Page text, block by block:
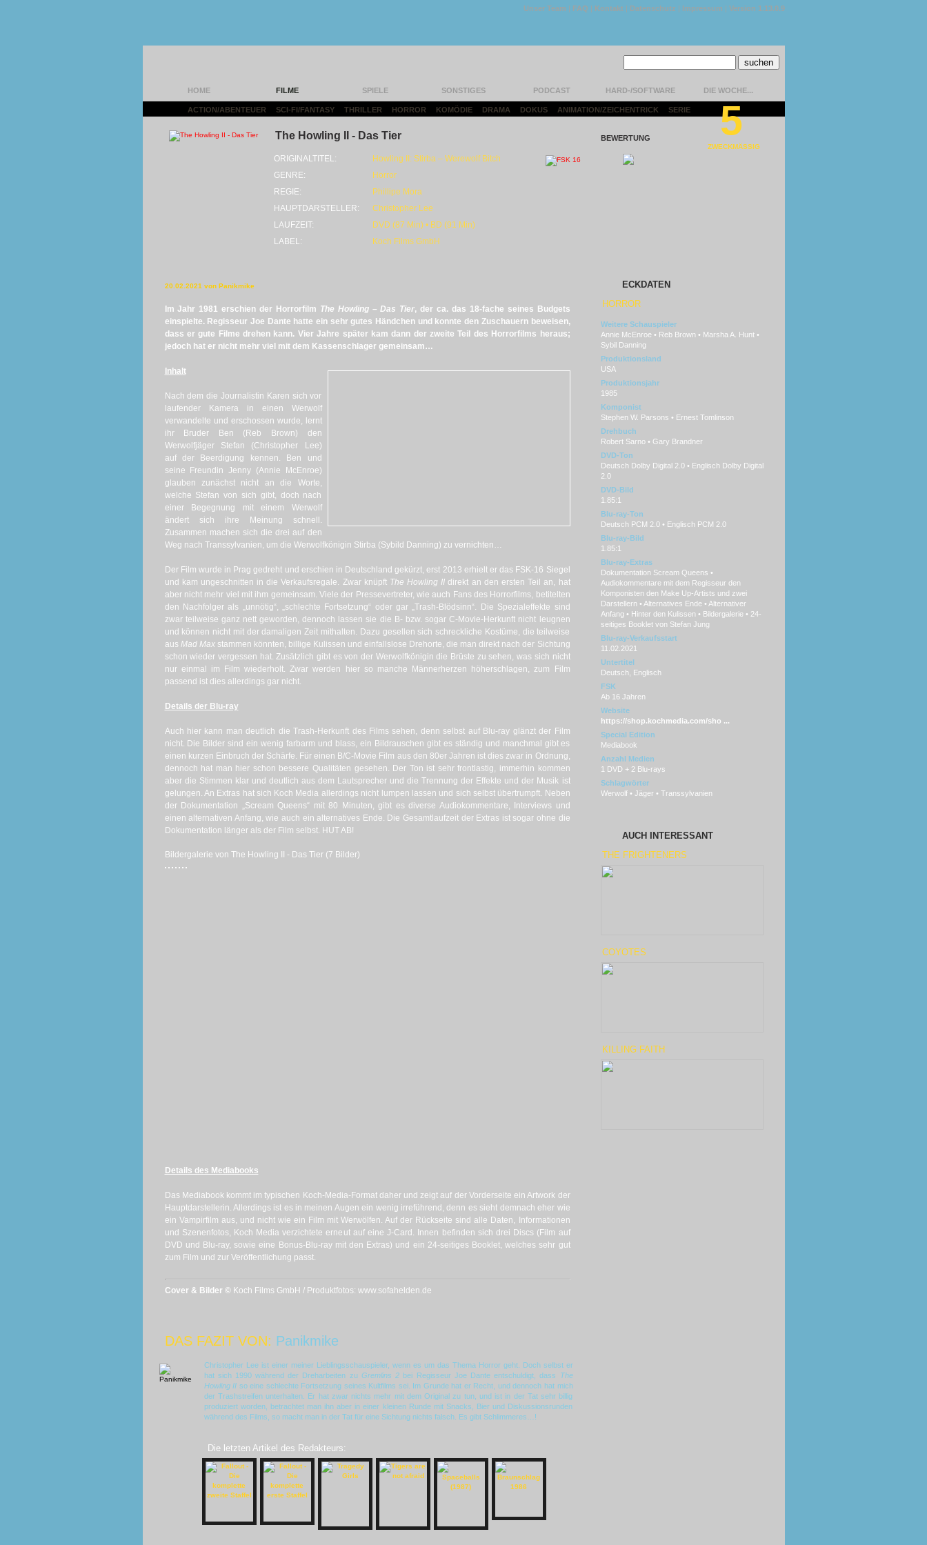
Unser Team | FAQ | Kontakt | Datenschutz | Impressum | Version 1.13.0.9
HOME FILME SPIELE SONSTIGES PODCAST HARD-/SOFTWARE DIE WOCHE...
ACTION/ABENTEUER SCI-FI/FANTASY THRILLER HORROR KOMÖDIE DRAMA DOKUS ANIMATION/ZEICHENTRICK SERIE
The Howling II - Das Tier
ORIGINALTITEL:
Howling II: Stirba – Werewolf Bitch
GENRE:
Horror
REGIE:
Phillipe Mora
HAUPTDARSTELLER:
Christopher Lee
LAUFZEIT:
DVD (87 Min) • BD (91 Min)
LABEL:
Koch Films GmbH
BEWERTUNG 5
ZWECKMÄSSIG
20.02.2021 von Panikmike
Im Jahr 1981 erschien der Horrorfilm The Howling – Das Tier, der ca. das 18-fache seines Budgets
einspielte. Regisseur Joe Dante hatte ein sehr gutes Händchen und konnte den Zuschauern beweisen,
dass er gute Filme drehen kann. Vier Jahre später kam dann der zweite Teil des Horrorfilms heraus;
jedoch hat er nicht mehr viel mit dem Kassenschlager gemeinsam…
Inhalt
Nach dem die Journalistin Karen sich vor
laufender Kamera in einen Werwolf
verwandelte und erschossen wurde, lernt
ihr Bruder Ben (Reb Brown) den
Werwolfjäger Stefan (Christopher Lee)
auf der Beerdigung kennen. Ben und
seine Freundin Jenny (Annie McEnroe)
glauben zunächst nicht an die Worte,
welche Stefan von sich gibt, doch nach
einer Begegnung mit einem Werwolf
ändert sich ihre Meinung schnell.
Zusammen machen sich die drei auf den
Weg nach Transsylvanien, um die Werwolfkönigin Stirba (Sybild Danning) zu vernichten…
Der Film wurde in Prag gedreht und erschien in Deutschland gekürzt, erst 2013 erhielt er das FSK-16 Siegel
und kam ungeschnitten in die Verkaufsregale. Zwar knüpft The Howling II direkt an den ersten Teil an, hat
aber nicht mehr viel mit ihm gemeinsam. Viele der Pressevertreter, wie auch Fans des Horrorfilms, betitelten
den Nachfolger als „unnötig“, „schlechte Fortsetzung“ oder gar „Trash-Blödsinn“. Die Spezialeffekte sind
zwar teilweise ganz nett geworden, dennoch lassen sie die B- bzw. sogar C-Movie-Herkunft nicht leugnen
und können nicht mit der damaligen Zeit mithalten. Dazu gesellen sich schreckliche Kostüme, die teilweise
aus Mad Maxstammen könnten, billige Kulissen und einfallslose Drehorte, die man direkt nach der Sichtung
schon wieder vergessen hat. Zusätzlich gibt es von der Werwolfkönigin die Brüste zu sehen, was sich nicht
nur einmal im Film wiederholt. Zwar werden hier so manche Männerherzen höherschlagen, zum Film
passend ist dies allerdings gar nicht.
Details der Blu-ray
Auch hier kann man deutlich die Trash-Herkunft des Films sehen, denn selbst auf Blu-ray glänzt der Film
nicht. Die Bilder sind ein wenig farbarm und blass, ein Bildrauschen gibt es ständig und manchmal gibt es
einen kurzen Einbruch der Schärfe. Für einen B/C-Movie Film aus den 80er Jahren ist dies zwar in Ordnung,
dennoch hat man hier schon bessere Qualitäten gesehen. Der Ton ist sehr frontlastig, immerhin kommen
aber die Stimmen klar und deutlich aus dem Lautsprecher und die Trennung der Effekte und der Musik ist
gelungen. An Extras hat sich Koch Media allerdings nicht lumpen lassen und sich selbst übertrumpft. Neben
der Dokumentation „Scream Queens“ mit 80 Minuten, gibt es diverse Audiokommentare, Interviews und
einen alternativen Anfang, wie auch ein alternatives Ende. Die Gesamtlaufzeit der Extras ist sogar ohne die
Dokumentation länger als der Film selbst. HUT AB!
Bildergalerie von The Howling II - Das Tier (7 Bilder)
Details des Mediabooks
Das Mediabook kommt im typischen Koch-Media-Format daher und zeigt auf der Vorderseite ein Artwork der
Hauptdarstellerin. Allerdings ist es in meinen Augen ein wenig irreführend, denn es sieht demnach eher wie
ein Vampirfilm aus, und nicht wie ein Film mit Werwölfen. Auf der Rückseite sind alle Daten, Informationen
und Szenenfotos, Koch Media verzichtete erneut auf eine J-Card. Innen befinden sich drei Discs (Film auf
DVD und Blu-ray, sowie eine Bonus-Blu-ray mit den Extras) und ein 24-seitiges Booklet, welches sehr gut
zum Film und zur Veröffentlichung passt.
Cover & Bilder © Koch Films GmbH / Produktfotos: www.sofahelden.de
DAS FAZIT VON: Panikmike
Christopher Lee ist einer meiner Lieblingsschauspieler, wenn es um das Thema Horror geht. Doch selbst er
hat sich 1990 während der Dreharbeiten zu Gremlins 2 bei Regisseur Joe Dante entschuldigt, dass
The
Howling II so eine schlechte Fortsetzung seines Kultfilms sei. Im Grunde hat er Recht, und dennoch hat mich
der Trashstreifen unterhalten. Er hat zwar nichts mehr mit dem Original zu tun, und ist in der Tat sehr billig
produziert worden, betrachtet man ihn aber in einer kleinen Runde mit Snacks, Bier und Diskussionsrunden
während des Films, so macht man in der Tat für eine Sichtung nichts falsch. Es gibt Schlimmeres…!
Die letzten Artikel des Redakteurs:
ECKDATEN
HORROR
Weitere Schauspieler
Annie McEnroe • Reb Brown • Marsha A. Hunt •
Sybil Danning
Produktionsland
USA
Produktionsjahr
1985
Komponist
Stephen W. Parsons • Ernest Tomlinson
Drehbuch
Robert Sarno • Gary Brandner
DVD-Ton
Deutsch Dolby Digital 2.0 • Englisch Dolby Digital
2.0
DVD-Bild
1.85:1
Blu-ray-Ton
Deutsch PCM 2.0 • Englisch PCM 2.0
Blu-ray-Bild
1.85:1
Blu-ray-Extras
Dokumentation Scream Queens •
Audiokommentare mit dem Regisseur den
Komponisten den Make Up-Artists und zwei
Darstellern • Alternatives Ende • Alternativer
Anfang • Hinter den Kulissen • Bildergalerie • 24-
seitiges Booklet von Stefan Jung
Blu-ray-Verkaufsstart
11.02.2021
Untertitel
Deutsch, Englisch
FSK
Ab 16 Jahren
Website
https://shop.kochmedia.com/sho ...
Special Edition
Mediabook
Anzahl Medien
1 DVD + 2 Blu-rays
Schlagwörter
Werwolf • Jäger • Transsylvanien
AUCH INTERESSANT
THE FRIGHTENERS
COYOTES
KILLING FAITH